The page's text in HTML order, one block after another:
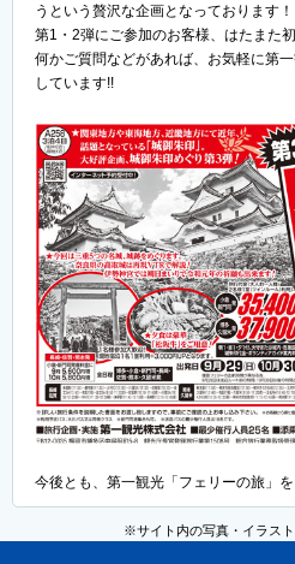
うという贅沢な企画となっております！
第1・2弾にご参加のお客様、はたまた
何かご質問などがあれば、お気軽に第
しています!!
今後とも、第一観光「フェリーの旅」
※サイト内の写真・イラス